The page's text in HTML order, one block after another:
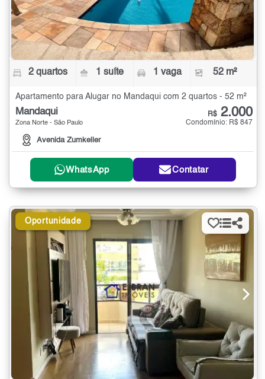
2 quartos 1 suíte 1 vaga 52 m²
Apartamento para Alugar no Mandaqui com 2 quartos - 52 m²
Mandaqui
Zona Norte - São Paulo
Avenida Zumkeller
R$ 2.000
Condomínio: R$ 847
WhatsApp Contatar
Oportunidade